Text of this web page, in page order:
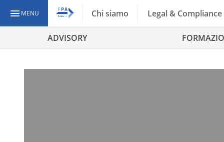
MENU Chi siamo Legal & Compliance
ADVISORY